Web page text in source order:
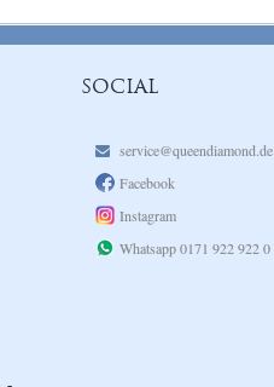
SOCIAL
service@queendiamond.de
Facebook
Instagram
Whatsapp 0171 922 922 0